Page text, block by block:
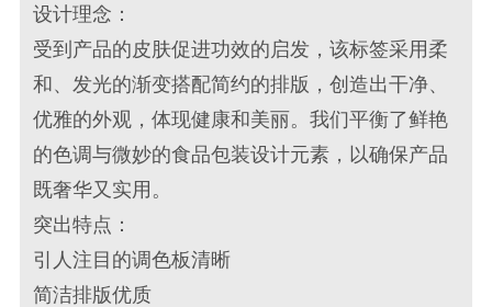
设计理念：
受到产品的皮肤促进功效的启发，该标签采用柔
和、发光的渐变搭配简约的排版，创造出干净、
优雅的外观，体现健康和美丽。我们平衡了鲜艳
的色调与微妙的食品包装设计元素，以确保产品
既奢华又实用。
突出特点：
引人注目的调色板清晰
简洁排版优质